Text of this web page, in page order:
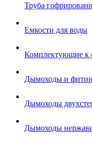
Труба
Емкости для воды
Комплектующие к
Дымоходы и
Дымоходы
Дымоходы